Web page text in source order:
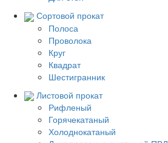
Сортовой прокат
Полоса
Проволока
Круг
Квадрат
Шестигранник
Листовой прокат
Рифленый
Горячекатаный
Холоднокатаный